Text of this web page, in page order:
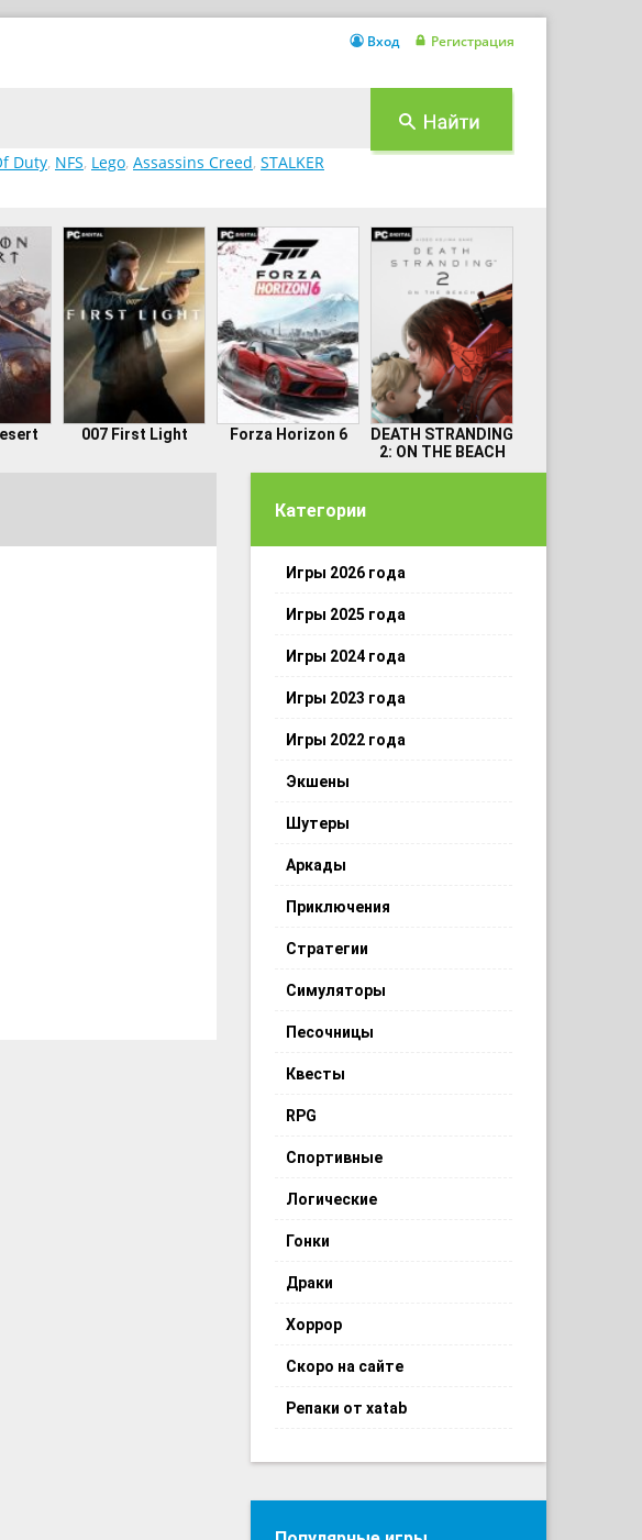
Duty, NFS, Lego, Assassins Creed, STALKER
Вход Регистрация
007 First Light Forza Horizon 6
DEATH STRANDING
2: ON THE BEACH
Категории
Игры 2026 года
Игры 2025 года
Игры 2024 года
Игры 2023 года
Игры 2022 года
Экшены
Шутеры
Аркады
Приключения
Стратегии
Симуляторы
Песочницы
Квесты
RPG
Спортивные
Логические
Гонки
Драки
Хоррор
Скоро на сайте
Репаки от xatab